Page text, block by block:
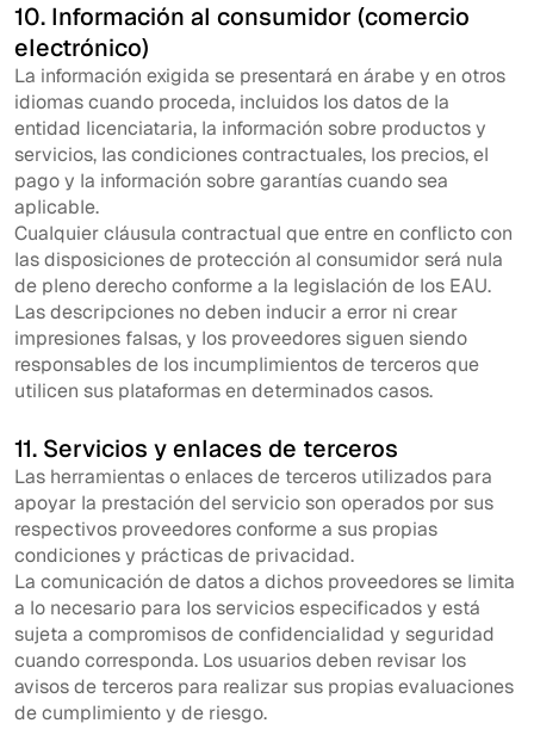
10. Información al consumidor (comercio
electrónico)
La información exigida se presentará en árabe y en otros
idiomas cuando proceda, incluidos los datos de la
entidad licenciataria, la información sobre productos y
servicios, las condiciones contractuales, los precios, el
pago y la información sobre garantías cuando sea
aplicable.
Cualquier cláusula contractual que entre en conflicto con
las disposiciones de protección al consumidor será nula
de pleno derecho conforme a la legislación de los EAU.
Las descripciones no deben inducir a error ni crear
impresiones falsas, y los proveedores siguen siendo
responsables de los incumplimientos de terceros que
utilicen sus plataformas en determinados casos.
11. Servicios y enlaces de terceros
Las herramientas o enlaces de terceros utilizados para
apoyar la prestación del servicio son operados por sus
respectivos proveedores conforme a sus propias
condiciones y prácticas de privacidad.
La comunicación de datos a dichos proveedores se limita
a lo necesario para los servicios especificados y está
sujeta a compromisos de confidencialidad y seguridad
cuando corresponda. Los usuarios deben revisar los
avisos de terceros para realizar sus propias evaluaciones
de cumplimiento y de riesgo.